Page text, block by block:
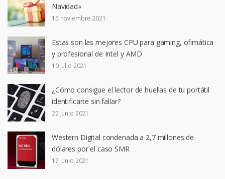
Navidad»
15 noviembre 2021
Estas son las mejores CPU para gaming, ofimática
y profesional de Intel y AMD
10 julio 2021
¿Cómo consigue el lector de huellas de tu portátil
identificarte sin fallar?
22 junio 2021
Western Digital condenada a 2,7 millones de
dólares por el caso SMR
17 junio 2021